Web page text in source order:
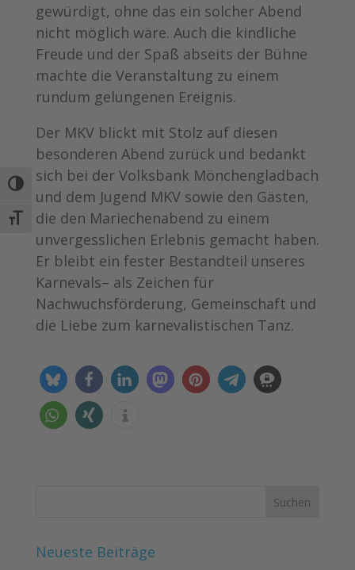
Umschalten auf hohe Kontraste
Schrift vergrößern
gewürdigt, ohne das ein solcher Abend
nicht möglich wäre. Auch die kindliche
Freude und der Spaß abseits der Bühne
machte die Veranstaltung zu einem
rundum gelungenen Ereignis.
Der MKV blickt mit Stolz auf diesen
besonderen Abend zurück und bedankt
sich bei der Volksbank Mönchengladbach
und dem Jugend MKV sowie den Gästen,
die den Mariechenabend zu einem
unvergesslichen Erlebnis gemacht haben.
Er bleibt ein fester Bestandteil unseres
Karnevals– als Zeichen für
Nachwuchsförderung, Gemeinschaft und
die Liebe zum karnevalistischen Tanz.
Neueste Beiträge